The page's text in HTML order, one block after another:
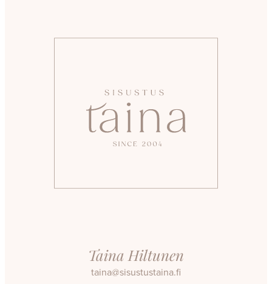
Taina Hiltunen
taina@sisustustaina.fi